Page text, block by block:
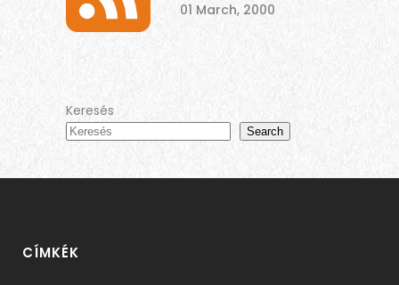
01 March, 2000
Keresés
Search
CÍMKÉK